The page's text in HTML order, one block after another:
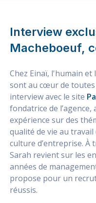
Interview
Macheboeuf,
Chez Einaï, l'humain et
sont au cœur de toutes
interview avec le site
fondatrice de
expérience sur des
qualité de vie au travail
culture d’entreprise. À
Sarah revient sur les
années de
propose pour un
réussis.